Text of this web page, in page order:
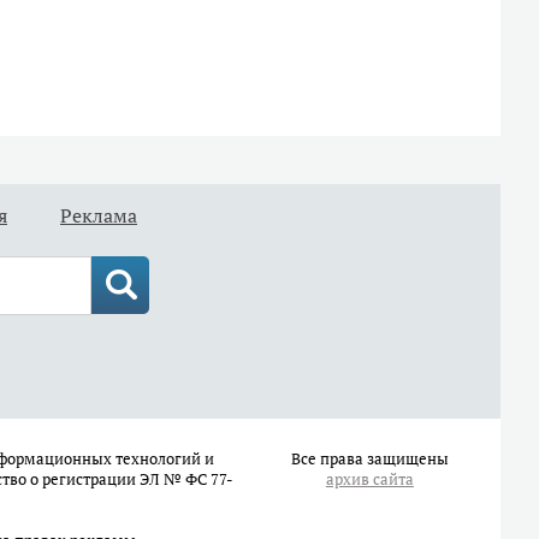
Реклама
технологий и
о регистрации ЭЛ № ФС 77-
Все права защищены
архив сайта